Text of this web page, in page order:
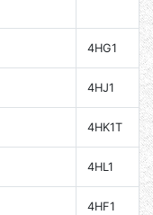
4HG1
4HJ1
4HK1T
4HL1
4HF1